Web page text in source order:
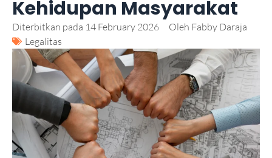
Kehidupan Masyarakat
Diterbitkan pada 14 February 2026 Oleh Fabby Daraja
Legalitas